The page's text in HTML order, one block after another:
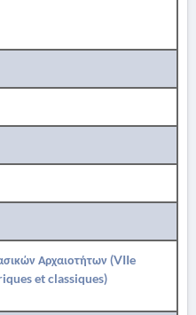
Αρχαιοτήτων (VIIe
et classiques)